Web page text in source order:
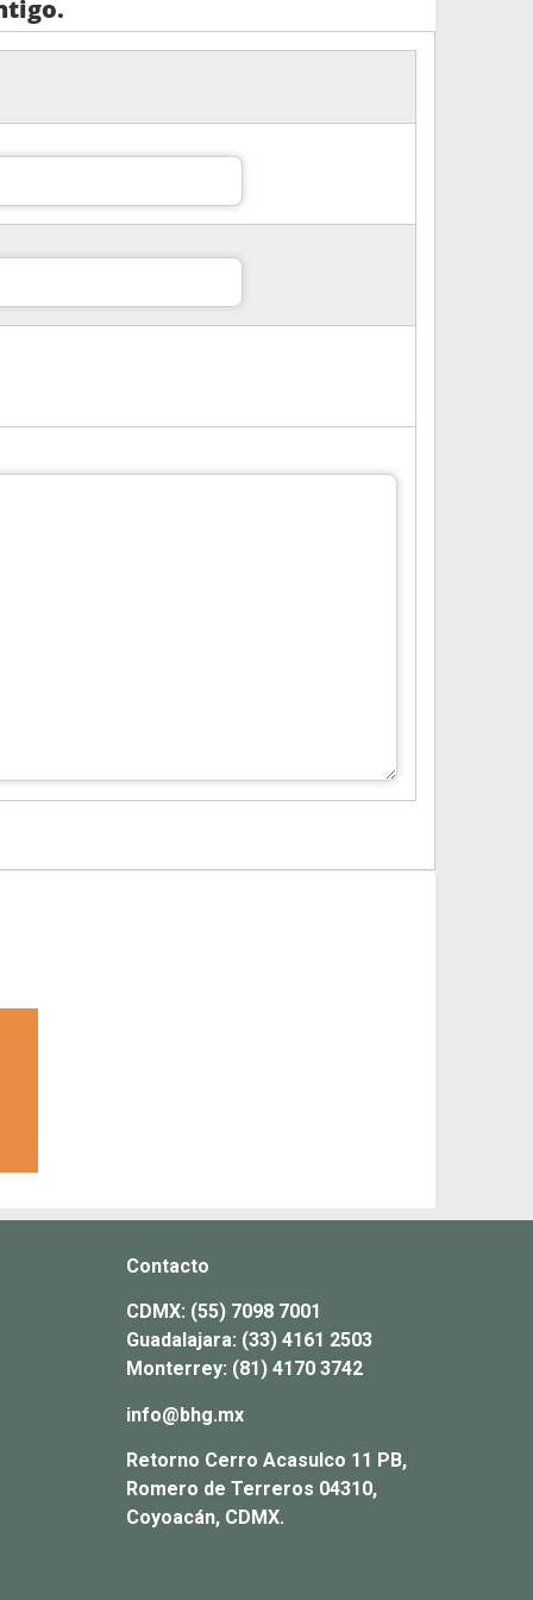
Contacto
CDMX: (55) 7098 7001
Guadalajara: (33) 4161 2503
Monterrey: (81) 4170 3742
info@bhg.mx
Retorno Cerro Acasulco 11 PB,
Romero de Terreros 04310,
Coyoacán, CDMX.